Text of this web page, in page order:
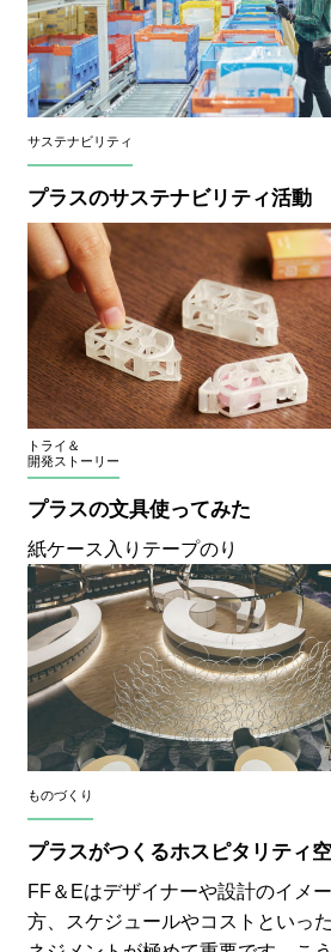
サステナビリティ
プラスのサステナビリティ活動
トライ＆
開発ストーリー
プラスの文具使ってみた
紙ケース入りテープのり
ものづくり
プラスがつくるホスピタリティ
FF＆Eはデザイナーや設計のイメ
方、スケジュールやコストといっ